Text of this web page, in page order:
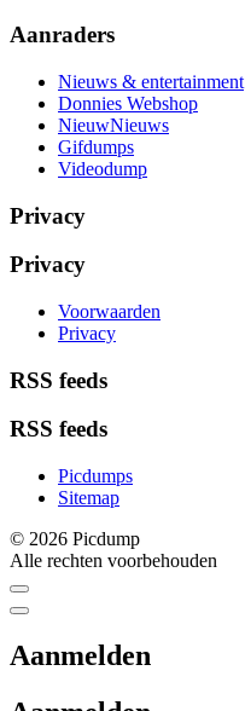
Aanraders
Nieuws & entertainment
Donnies Webshop
NieuwNieuws
Gifdumps
Videodump
Privacy
Privacy
Voorwaarden
Privacy
RSS feeds
RSS feeds
Picdumps
Sitemap
© 2026 Picdump
Alle rechten voorbehouden
Aanmelden